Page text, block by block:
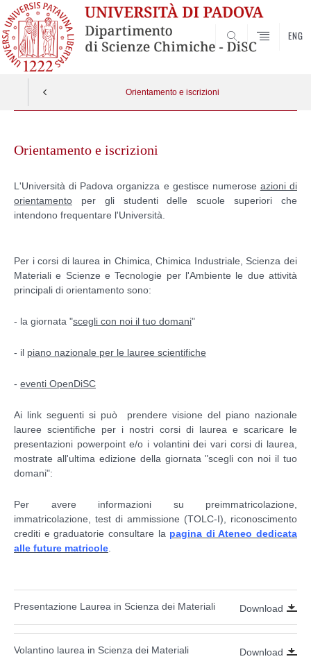
SEARCH
ENG
Orientamento e iscrizioni
contentOrientamento e iscrizioni
L'Università di Padova organizza e gestisce numerose azioni di
orientamento per gli studenti delle scuole superiori che
intendono frequentare l'Università.
Per i corsi di laurea in Chimica, Chimica Industriale, Scienza dei
Materiali e Scienze e Tecnologie per l'Ambiente le due attività
principali di orientamento sono:
- la giornata "scegli con noi il tuo domani"
- il piano nazionale per le lauree scientifiche
- eventi OpenDiSC
Ai link seguenti si può prendere visione del piano nazionale
lauree scientifiche per i nostri corsi di laurea e scaricare le
presentazioni powerpoint e/o i volantini dei vari corsi di laurea,
mostrate all'ultima edizione della giornata "scegli con noi il tuo
domani":
Per avere informazioni su preimmatricolazione,
immatricolazione, test di ammissione (TOLC-I), riconoscimento
crediti e graduatorie consultare la pagina di Ateneo dedicata
alle future matricole
Presentazione Laurea in Scienza dei Materiali Download
Volantino laurea in Scienza dei Materiali Download